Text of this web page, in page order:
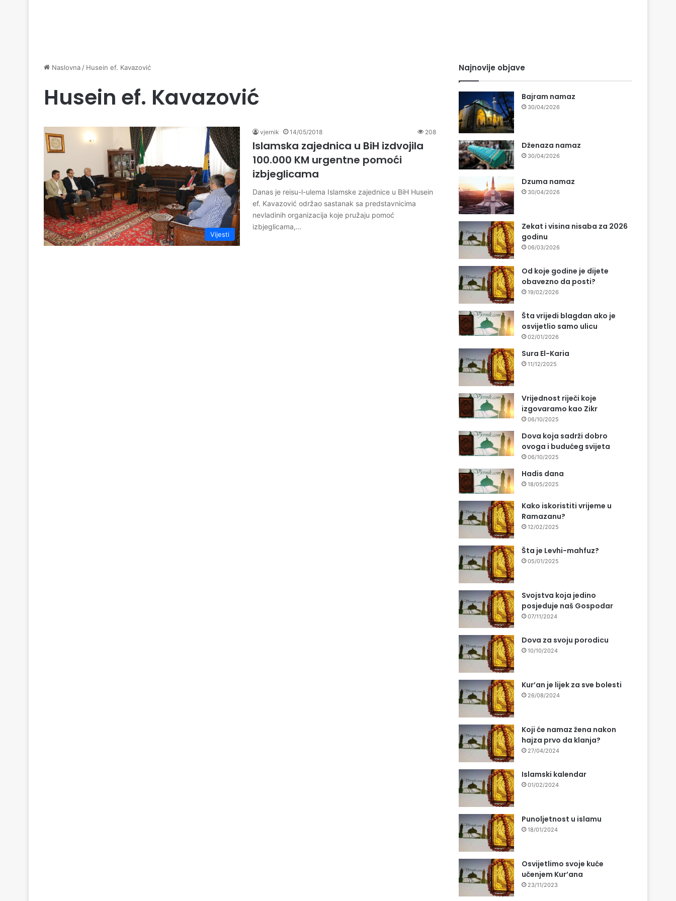
Naslovna / Husein ef. Kavazović
Husein ef. Kavazović
Vijesti
vjernik 14/05/2018 208
Islamska zajednica u BiH izdvojila
100.000 KM urgentne pomoći
izbjeglicama
Danas je reisu-l-ulema Islamske zajednice u BiH Husein
ef. Kavazović održao sastanak sa predstavnicima
nevladinih organizacija koje pružaju pomoć
izbjeglicama,…
Najnovije objave
Bajram namaz
30/04/2026
Dženaza namaz
30/04/2026
Dzuma namaz
30/04/2026
Zekat i visina nisaba za 2026
godinu
06/03/2026
Od koje godine je dijete
obavezno da posti?
19/02/2026
Šta vrijedi blagdan ako je
osvijetlio samo ulicu
02/01/2026
Sura El-Karia
11/12/2025
Vrijednost riječi koje
izgovaramo kao Zikr
06/10/2025
Dova koja sadrži dobro
ovoga i budućeg svijeta
06/10/2025
Hadis dana
18/05/2025
Kako iskoristiti vrijeme u
Ramazanu?
12/02/2025
Šta je Levhi-mahfuz?
05/01/2025
Svojstva koja jedino
posjeduje naš Gospodar
07/11/2024
Dova za svoju porodicu
10/10/2024
Kur’an je lijek za sve bolesti
26/08/2024
Koji će namaz žena nakon
hajza prvo da klanja?
27/04/2024
Islamski kalendar
01/02/2024
Punoljetnost u islamu
18/01/2024
Osvijetlimo svoje kuće
učenjem Kur’ana
23/11/2023